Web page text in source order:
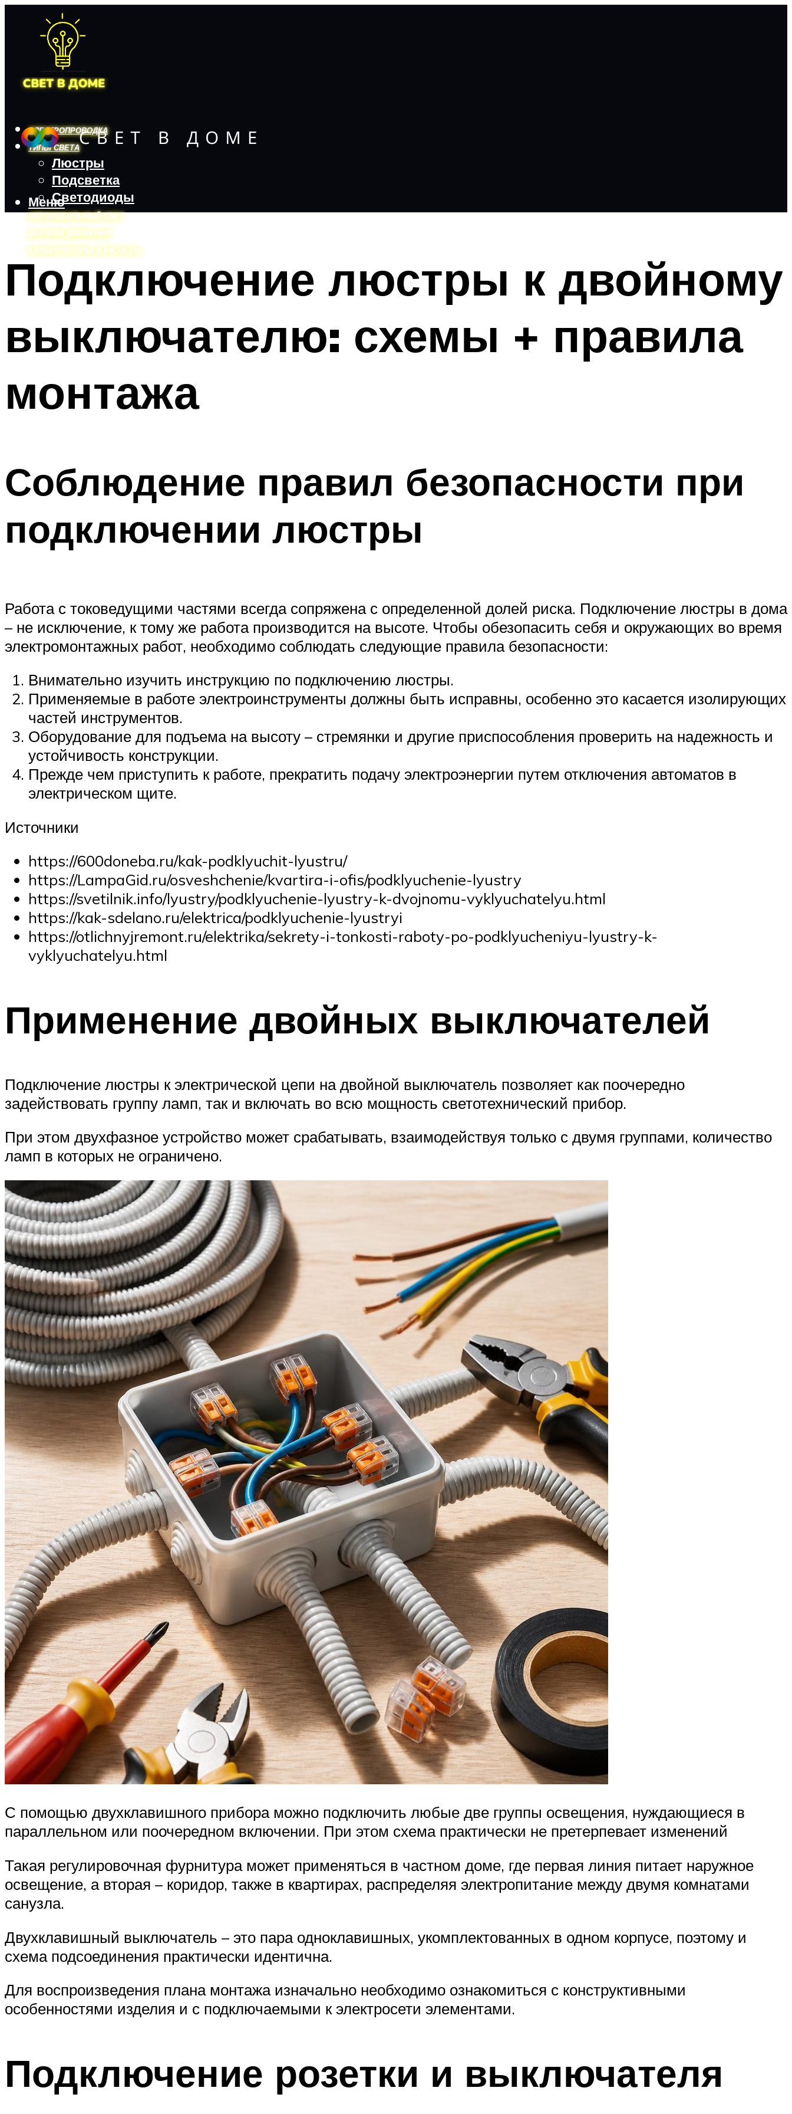
ЭЛЕКТРОПРОВОДКА
ТИПЫ СВЕТА
Люстры
Подсветка
Светодиоды
АВТОМОБИЛЬНЫЙ СВЕТ
ДАТЧИКИ ДВИЖЕНИЯ
КАЛЬКУЛЯТОРЫ И РАСЧЕТЫ
Меню
Меню
Подключение люстры к двойному
выключателю: схемы + правила
монтажа
Соблюдение правил безопасности при
подключении люстры
Работа с токоведущими частями всегда сопряжена с определенной долей риска. Подключение люстры в дома
– не исключение, к тому же работа производится на высоте. Чтобы обезопасить себя и окружающих во время
электромонтажных работ, необходимо соблюдать следующие правила безопасности:
Внимательно изучить инструкцию по подключению люстры.
Применяемые в работе электроинструменты должны быть исправны, особенно это касается изолирующих
частей инструментов.
Оборудование для подъема на высоту – стремянки и другие приспособления проверить на надежность и
устойчивость конструкции.
Прежде чем приступить к работе, прекратить подачу электроэнергии путем отключения автоматов в
электрическом щите.
Источники
https://600doneba.ru/kak-podklyuchit-lyustru/
https://LampaGid.ru/osveshchenie/kvartira-i-ofis/podklyuchenie-lyustry
https://svetilnik.info/lyustry/podklyuchenie-lyustry-k-dvojnomu-vyklyuchatelyu.html
https://kak-sdelano.ru/elektrica/podklyuchenie-lyustryi
https://otlichnyjremont.ru/elektrika/sekrety-i-tonkosti-raboty-po-podklyucheniyu-lyustry-k-
vyklyuchatelyu.html
Применение двойных выключателей
Подключение люстры к электрической цепи на двойной выключатель позволяет как поочередно
задействовать группу ламп, так и включать во всю мощность светотехнический прибор.
При этом двухфазное устройство может срабатывать, взаимодействуя только с двумя группами, количество
ламп в которых не ограничено.
С помощью двухклавишного прибора можно подключить любые две группы освещения, нуждающиеся в
параллельном или поочередном включении. При этом схема практически не претерпевает изменений
Такая регулировочная фурнитура может применяться в частном доме, где первая линия питает наружное
освещение, а вторая – коридор, также в квартирах, распределяя электропитание между двумя комнатами
санузла.
Двухклавишный выключатель – это пара одноклавишных, укомплектованных в одном корпусе, поэтому и
схема подсоединения практически идентична.
Для воспроизведения плана монтажа изначально необходимо ознакомиться с конструктивными
особенностями изделия и с подключаемыми к электросети элементами.
Подключение розетки и выключателя